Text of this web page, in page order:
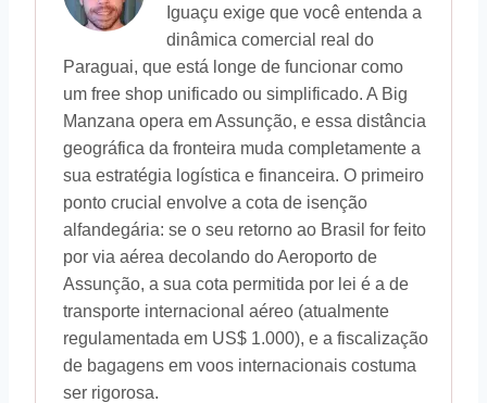
Iguaçu exige que você entenda a
dinâmica comercial real do
Paraguai, que está longe de funcionar como
um free shop unificado ou simplificado. A Big
Manzana opera em Assunção, e essa distância
geográfica da fronteira muda completamente a
sua estratégia logística e financeira. O primeiro
ponto crucial envolve a cota de isenção
alfandegária: se o seu retorno ao Brasil for feito
por via aérea decolando do Aeroporto de
Assunção, a sua cota permitida por lei é a de
transporte internacional aéreo (atualmente
regulamentada em US$ 1.000), e a fiscalização
de bagagens em voos internacionais costuma
ser rigorosa.